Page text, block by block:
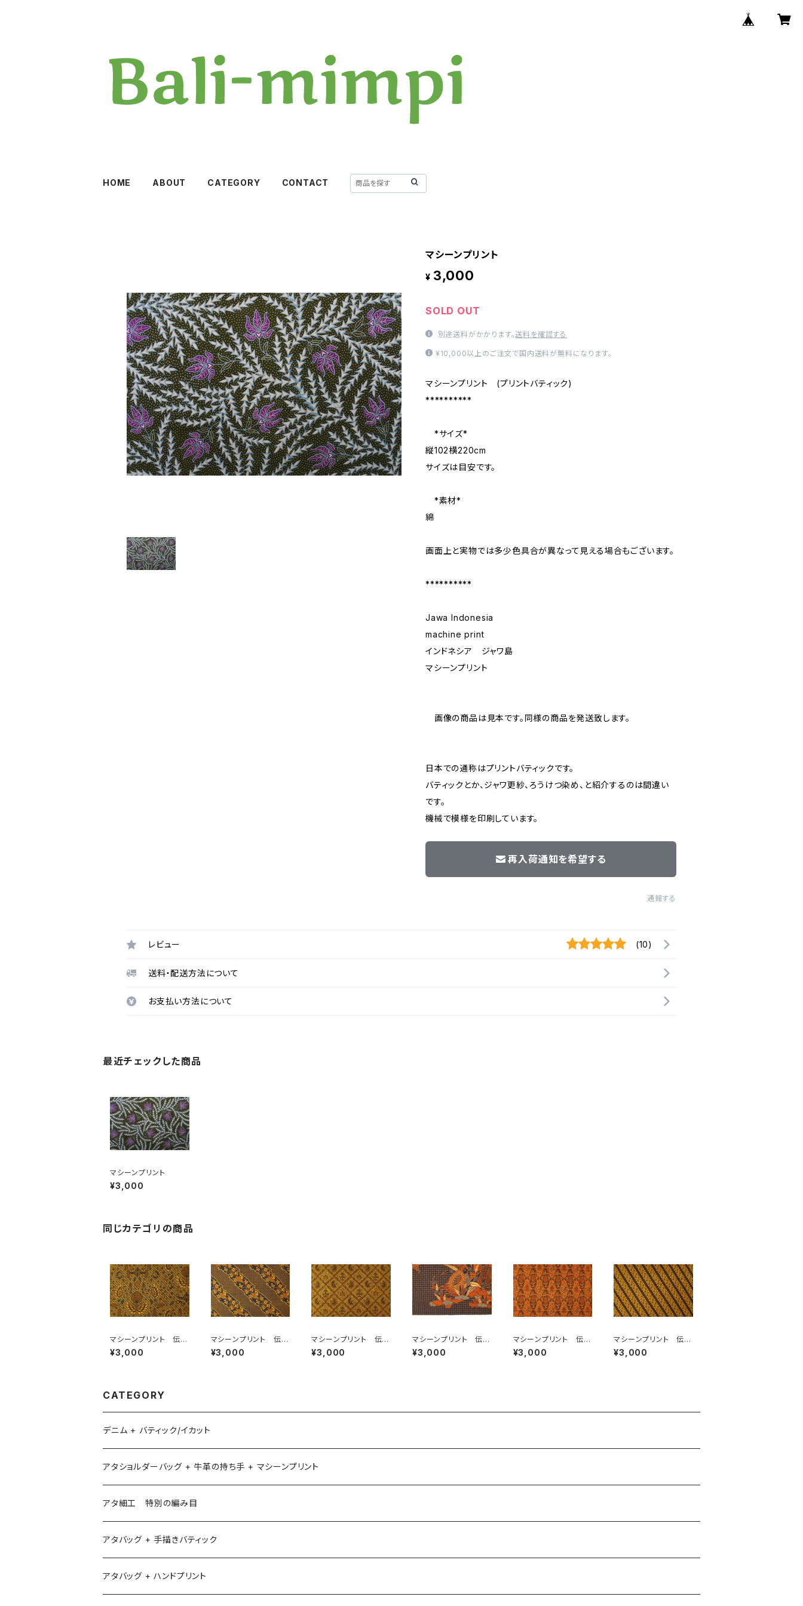
HOME ABOUT CATEGORY CONTACT
マシーンプリント
¥ 3,000
SOLD OUT
別途送料がかかります。送料を確認する
¥10,000以上のご注文で国内送料が無料になります。
マシーンプリント (プリントバティック)
**********
*サイズ*
縦102横220cm
サイズは目安です。
*素材*
綿
画面上と実物では多少色具合が異なって見える場合もございます。
**********
Jawa Indonesia
machine print
インドネシア ジャワ島
マシーンプリント
画像の商品は見本です。同様の商品を発送致します。
日本での通称はプリントバティックです。
バティックとか、ジャワ更紗、ろうけつ染め、と紹介するのは間違い
です。
機械で模様を印刷しています。
再入荷通知を希望する
通報する
レビュー (10)
送料・配送方法について
お支払い方法について
最近チェックした商品
マシーンプリント
¥3,000
同じカテゴリの商品
マシーンプリント 伝統
模様
¥3,000
マシーンプリント 伝統
模様
¥3,000
マシーンプリント 伝統
模様
¥3,000
マシーンプリント 伝統
模様
¥3,000
マシーンプリント 伝統
模様
¥3,000
マシーンプリント 伝統
模様
¥3,000
CATEGORY
デニム + バティック/イカット
アタショルダーバッグ + 牛革の持ち手 + マシーンプリント
アタ細工 特別の編み目
アタバッグ + 手描きバティック
アタバッグ + ハンドプリント